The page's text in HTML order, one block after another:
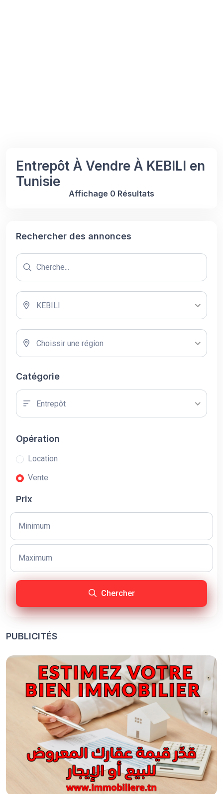
Entrepôt À Vendre À KEBILI en
Tunisie
Affichage 0 Résultats
Rechercher des annonces
KEBILI
Choissir une région
Catégorie
Entrepôt
Opération
Location
Vente
Prix
Chercher
PUBLICITÉS